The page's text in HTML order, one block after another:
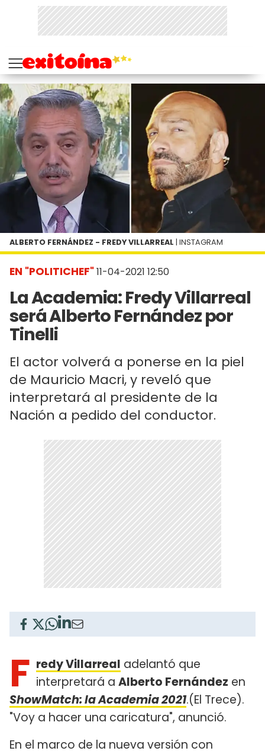
EN "POLITICHEF"11-04-2021 12:50
La Academia: Fredy Villarreal
será Alberto Fernández por
Tinelli
El actor volverá a ponerse en la piel
de Mauricio Macri, y reveló que
interpretará al presidente de la
Nación a pedido del conductor.
ALBERTO FERNÁNDEZ - FREDY VILLARREAL | INSTAGRAM
F redy Villarreal adelantó que
interpretará a Alberto Fernández en
ShowMatch: la Academia 2021.(El Trece).
"Voy a hacer una caricatura", anunció.
En el marco de la nueva versión con